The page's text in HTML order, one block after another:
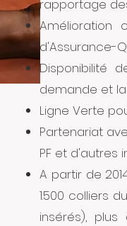
rapportage
Amélioration
d'Assurance-
Disponibilité
demande et
Ligne Verte
Partenariat
PF et d'autres
A partir de
1.500 colliers
insérés), plus